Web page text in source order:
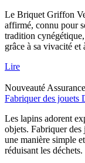
Le Briquet Griffon
affirmé, connu pour
tradition
grâce à sa vivacité et
Lire
Nouveauté
Fabriquer des jouets
Les lapins adorent
objets. Fabriquer
une manière simple
réduisant les déchets.